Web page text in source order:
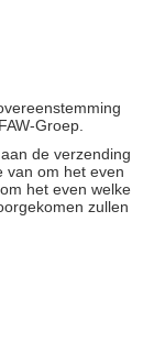
Groep.
de verzending
van om het even
het even welke
zullen